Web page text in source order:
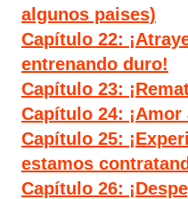
algunos paises)
Capítulo 22:
entrenando duro!
Capítulo 23:
Capítulo 24:
Capítulo 25:
estamos
Capítulo 26: